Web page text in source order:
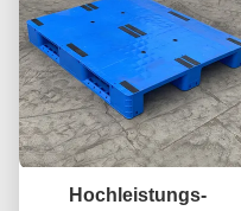
Hochleistungs-